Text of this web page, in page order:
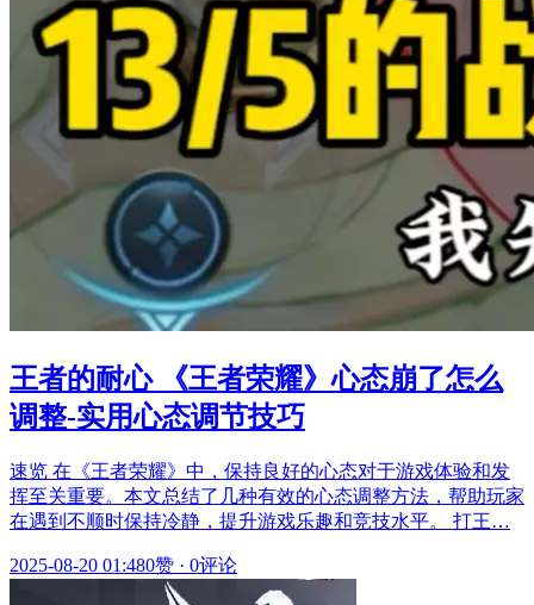
王者的耐心 《王者荣耀》心态崩了怎么
调整-实用心态调节技巧
速览 在《王者荣耀》中，保持良好的心态对于游戏体验和发
挥至关重要。本文总结了几种有效的心态调整方法，帮助玩家
在遇到不顺时保持冷静，提升游戏乐趣和竞技水平。 打王…
2025-08-20 01:480赞 · 0评论